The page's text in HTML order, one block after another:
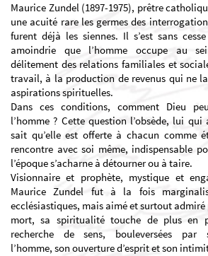
Maurice Zundel (1897-1975), prêtre
une acuité rare les germes des
furent déjà les siennes. Il s’est sans
amoindrie que l’homme occupe au
délitement des relations familiales et
travail, à la production de revenus qui ne
aspirations spirituelles.
Dans ces conditions, comment Dieu
l’homme ? Cette question l’obsède, lui
sait qu’elle est offerte à chacun comme
rencontre avec soi même, indispensable
l’époque s’acharne à détourner ou à taire.
Visionnaire et prophète, mystique et
Maurice Zundel fut à la fois
ecclésiastiques, mais aimé et surtout admiré
mort, sa spiritualité touche de plus en
recherche de sens, bouleversées par
l’homme, son ouverture d’esprit et son